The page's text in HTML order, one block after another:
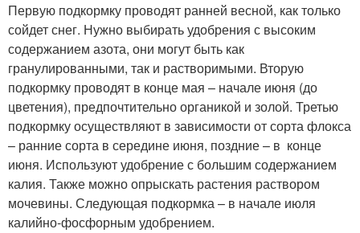
Первую подкормку проводят ранней весной, как только
сойдет снег. Нужно выбирать удобрения с высоким
содержанием азота, они могут быть как
гранулированными, так и растворимыми. Вторую
подкормку проводят в конце мая – начале июня (до
цветения), предпочтительно органикой и золой. Третью
подкормку осуществляют в зависимости от сорта флокса
– ранние сорта в середине июня, поздние – в конце
июня. Используют удобрение с большим содержанием
калия. Также можно опрыскать растения раствором
мочевины. Следующая подкормка – в начале июля
калийно-фосфорным удобрением.